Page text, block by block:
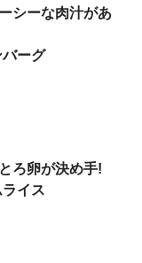
シーな肉汁があ
ーグ
ろ卵が決め手!
イス